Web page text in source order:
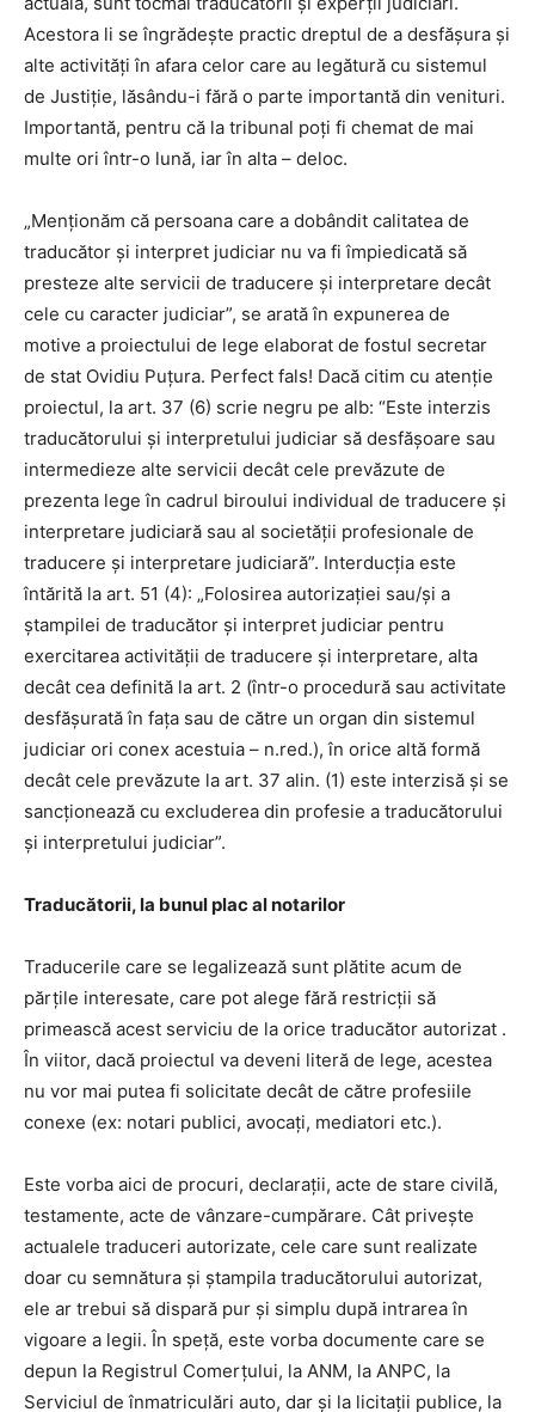
Acestora li se îngrădeşte practic dreptul de a desfăşura şi
alte activităţi în afara celor care au legătură cu sistemul
de Justiţie, lăsându-i fără o parte importantă din venituri.
Importantă, pentru că la tribunal poţi fi chemat de mai
multe ori într-o lună, iar în alta – deloc.
„Menționăm că persoana care a dobândit calitatea de
traducător și interpret judiciar nu va fi împiedicată să
presteze alte servicii de traducere și interpretare decât
cele cu caracter judiciar”, se arată în expunerea de
motive a proiectului de lege elaborat de fostul secretar
de stat Ovidiu Puţura. Perfect fals! Dacă citim cu atenţie
proiectul, la art. 37 (6) scrie negru pe alb: “Este interzis
traducătorului şi interpretului judiciar să desfăşoare sau
intermedieze alte servicii decât cele prevăzute de
prezenta lege în cadrul biroului individual de traducere şi
interpretare judiciară sau al societăţii profesionale de
traducere şi interpretare judiciară”. Interducţia este
întărită la art. 51 (4): „Folosirea autorizaţiei sau/şi a
ştampilei de traducător şi interpret judiciar pentru
exercitarea activităţii de traducere şi interpretare, alta
decât cea definită la art. 2 (într-o procedură sau activitate
desfășurată în fața sau de către un organ din sistemul
judiciar ori conex acestuia – n.red.), în orice altă formă
decât cele prevăzute la art. 37 alin. (1) este interzisă şi se
sancţionează cu excluderea din profesie a traducătorului
şi interpretului judiciar”.
Traducătorii, la bunul plac al notarilor
Traducerile care se legalizează sunt plătite acum de
părțile interesate, care pot alege fără restricții să
primească acest serviciu de la orice traducător autorizat .
În viitor, dacă proiectul va deveni literă de lege, acestea
nu vor mai putea fi solicitate decât de către profesiile
conexe (ex: notari publici, avocați, mediatori etc.).
Este vorba aici de procuri, declarații, acte de stare civilă,
testamente, acte de vânzare-cumpărare. Cât priveşte
actualele traduceri autorizate, cele care sunt realizate
doar cu semnătura și ștampila traducătorului autorizat,
ele ar trebui să dispară pur și simplu după intrarea în
vigoare a legii. În speţă, este vorba documente care se
depun la Registrul Comerțului, la ANM, la ANPC, la
Serviciul de înmatriculări auto, dar și la licitații publice, la